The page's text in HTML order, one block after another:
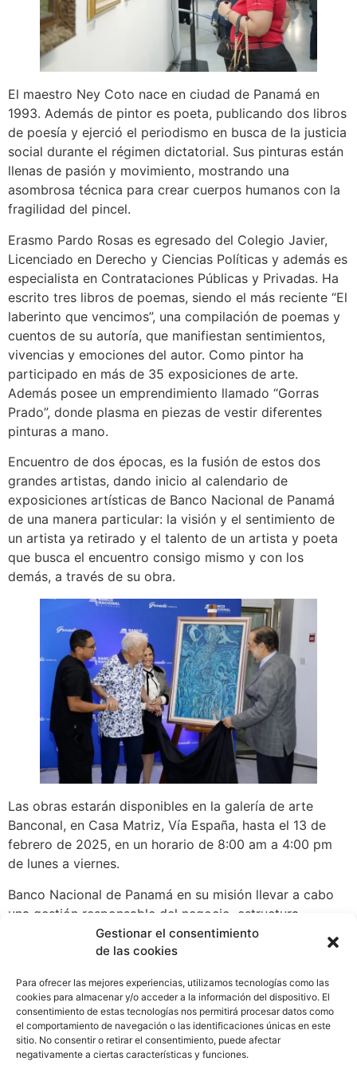
Gestionar el consentimiento
de las cookies
Para ofrecer las mejores experiencias, utilizamos tecnologías como las
cookies para almacenar y/o acceder a la información del dispositivo. El
consentimiento de estas tecnologías nos permitirá procesar datos como
el comportamiento de navegación o las identificaciones únicas en este
sitio. No consentir o retirar el consentimiento, puede afectar
negativamente a ciertas características y funciones.
El maestro Ney Coto nace en ciudad de Panamá en
1993. Además de pintor es poeta, publicando dos libros
de poesía y ejerció el periodismo en busca de la justicia
social durante el régimen dictatorial. Sus pinturas están
llenas de pasión y movimiento, mostrando una
asombrosa técnica para crear cuerpos humanos con la
fragilidad del pincel.
Erasmo Pardo Rosas es egresado del Colegio Javier,
Licenciado en Derecho y Ciencias Políticas y además es
especialista en Contrataciones Públicas y Privadas. Ha
escrito tres libros de poemas, siendo el más reciente “El
laberinto que vencimos”, una compilación de poemas y
cuentos de su autoría, que manifiestan sentimientos,
vivencias y emociones del autor. Como pintor ha
participado en más de 35 exposiciones de arte.
Además posee un emprendimiento llamado “Gorras
Prado”, donde plasma en piezas de vestir diferentes
pinturas a mano.
Encuentro de dos épocas, es la fusión de estos dos
grandes artistas, dando inicio al calendario de
exposiciones artísticas de Banco Nacional de Panamá
de una manera particular: la visión y el sentimiento de
un artista ya retirado y el talento de un artista y poeta
que busca el encuentro consigo mismo y con los
demás, a través de su obra.
Las obras estarán disponibles en la galería de arte
Banconal, en Casa Matriz, Vía España, hasta el 13 de
febrero de 2025, en un horario de 8:00 am a 4:00 pm
de lunes a viernes.
Banco Nacional de Panamá en su misión llevar a cabo
una gestión responsable del negocio, estructura
anualmente un calendario cultural, con el fin de
promover el arte y la cultura de nuestro país, alineado a
tiene estimado un total de 10 exposiciones temporales
de arte, siendo una importante vitrina para los artistas
locales.
WhatsApp
Compartir